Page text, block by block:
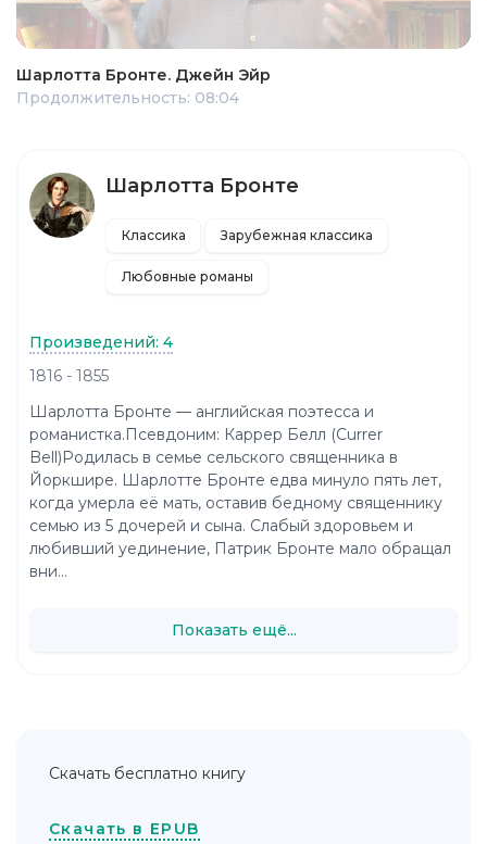
Шарлотта Бронте. Джейн Эйр
Продолжительность: 08:04
Шарлотта Бронте
Классика Зарубежная классика
Любовные романы
Произведений: 4
1816 - 1855
Шарлотта Бронте — английская поэтесса и
романистка.Псевдоним: Каррер Белл (Currer
Bell)Родилась в семье сельского священника в
Йоркшире. Шарлотте Бронте едва минуло пять лет,
когда умерла её мать, оставив бедному священнику
семью из 5 дочерей и сына. Слабый здоровьем и
любивший уединение, Патрик Бронте мало обращал
вни...
Показать ещё...
Скачать бесплатно книгу
Скачать в EPUB